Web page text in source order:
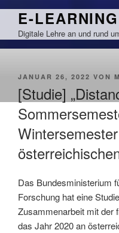
Zum
springen
E-
Digitale Lehre an und rund
VERÖFFENTLICHT
JANUAR 26, 2022 VON
[Studie]
Das Bundesministerium
Forschung hat eine
Zusammenarbeit mit der
das Jahr 2020 an